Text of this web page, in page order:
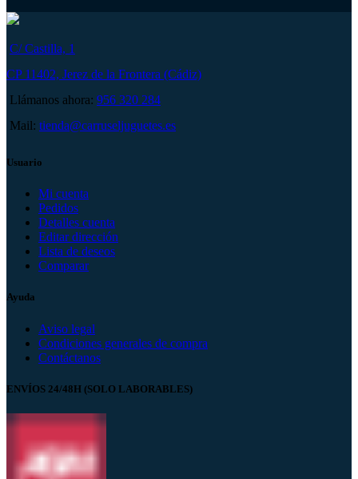
C/ Castilla, 1
CP 11402, Jerez de la Frontera (Cádiz)
Llámanos ahora: 956 320 284
Mail: tienda@carruseljuguetes.es
Usuario
Mi cuenta
Pedidos
Detalles cuenta
Editar dirección
Lista de deseos
Comparar
Ayuda
Aviso legal
Condiciones generales de compra
Contáctanos
ENVÍOS 24/48H (SOLO LABORABLES)